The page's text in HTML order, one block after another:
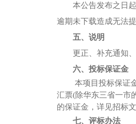
本公告发布之日
逾期未下载造成无法
五、说明
更正、补充通知
六、 投标保证金
本项目投标保证
汇票(除华东三省一市
的保证金，详见招标
七、 评标办法